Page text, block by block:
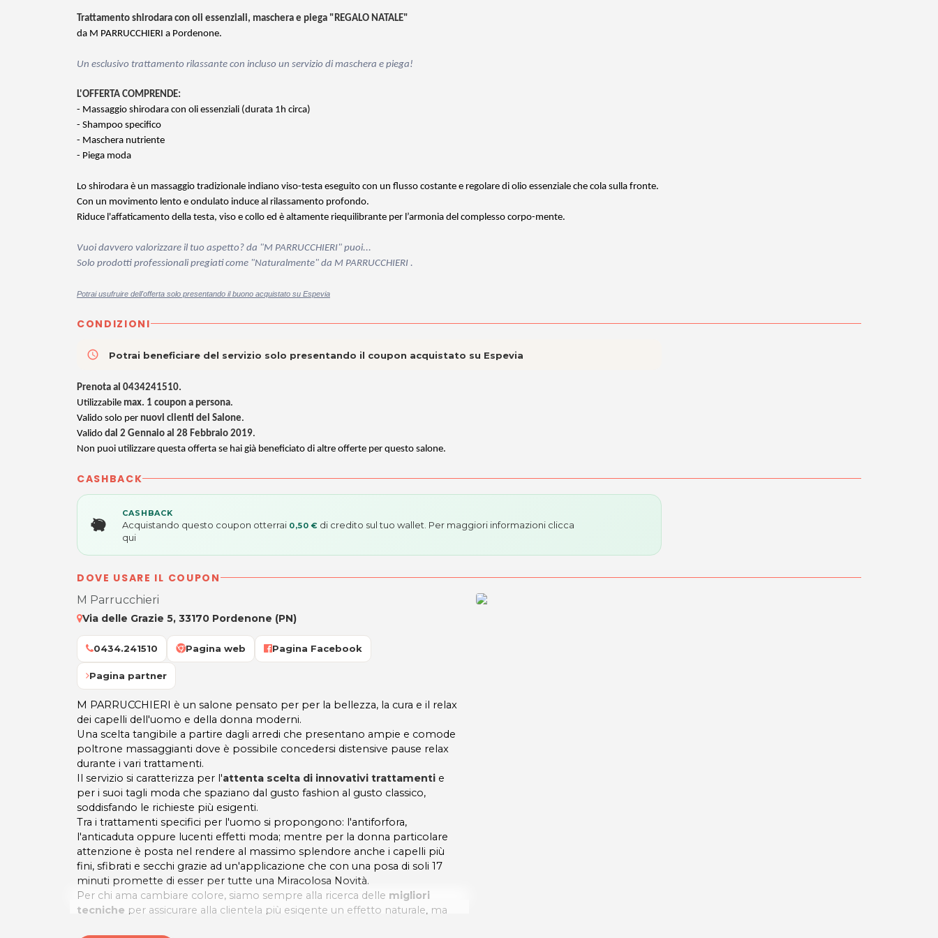
Trattamento shirodara con oli essenziali, maschera e piega "REGALO NATALE"
da M PARRUCCHIERI a Pordenone.
Un esclusivo trattamento rilassante con incluso un servizio di maschera e piega!
L'OFFERTA COMPRENDE:
- Massaggio shirodara con oli essenziali (durata 1h circa)
- Shampoo specifico
- Maschera nutriente
- Piega moda
Lo shirodara è un massaggio tradizionale indiano viso-testa eseguito con un flusso costante e regolare di olio essenziale che cola sulla fronte.
Con un movimento lento e ondulato induce al rilassamento profondo.
Riduce l'affaticamento della testa, viso e collo ed è altamente riequilibrante per l’armonia del complesso corpo-mente.
Vuoi davvero valorizzare il tuo aspetto? da "M PARRUCCHIERI" puoi...
Solo prodotti professionali pregiati come "Naturalmente" da M PARRUCCHIERI .
Potrai usufruire dell'offerta solo presentando il buono acquistato su Espevia
CONDIZIONI
access_time Potrai beneficiare del servizio solo presentando il coupon acquistato su Espevia
Prenota al 0434241510.
Utilizzabile max. 1 coupon a persona.
Valido solo per nuovi clienti del Salone.
Valido dal 2 Gennaio al 28 Febbraio 2019.
Non puoi utilizzare questa offerta se hai già beneficiato di altre offerte per questo salone.
CASHBACK
CASHBACK
Acquistando questo coupon otterrai 0,50 € di credito sul tuo wallet. Per maggiori informazioni clicca
qui
DOVE USARE IL COUPON
M Parrucchieri
Via delle Grazie 5, 33170 Pordenone (PN)
0434.241510 Pagina web Pagina Facebook
Pagina partner
M PARRUCCHIERI è un salone pensato per per la bellezza, la cura e il relax
dei capelli dell'uomo e della donna moderni.
Una scelta tangibile a partire dagli arredi che presentano ampie e comode
poltrone massaggianti dove è possibile concedersi distensive pause relax
durante i vari trattamenti.
Il servizio si caratterizza per l'attenta scelta di innovativi trattamenti e
per i suoi tagli moda che spaziano dal gusto fashion al gusto classico,
soddisfando le richieste più esigenti.
Tra i trattamenti specifici per l'uomo si propongono: l'antiforfora,
l'anticaduta oppure lucenti effetti moda; mentre per la donna particolare
attenzione è posta nel rendere al massimo splendore anche i capelli più
fini, sfibrati e secchi grazie ad un'applicazione che con una posa di soli 17
minuti promette di esser per tutte una Miracolosa Novità.
Per chi ama cambiare colore, siamo sempre alla ricerca delle migliori
tecniche per assicurare alla clientela più esigente un effetto naturale, ma